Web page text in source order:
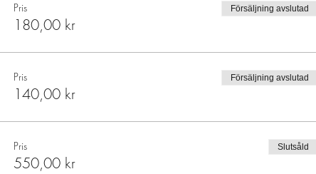
Pris
180,00 kr
Försäljning avslutad
Pris
140,00 kr
Försäljning avslutad
Pris
550,00 kr
Slutsåld